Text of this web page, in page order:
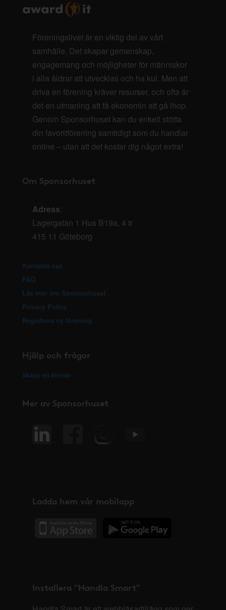
Föreningslivet är en viktig del av vårt
samhälle. Det skapar gemenskap,
engagemang och möjligheter för människor
i alla åldrar att utvecklas och ha kul. Men att
driva en förening kräver resurser, och ofta är
det en utmaning att få ekonomin att gå ihop.
Genom Sponsorhuset kan du enkelt stötta
din favoritförening samtidigt som du handlar
online – utan att det kostar dig något extra!
Om Sponsorhuset
Adress:
Lagergatan 1 Hus B19a, 4 tr
415 11 Göteborg
Kontakta oss
FAQ
Läs mer om Sponsorhuset
Privacy Policy
Registrera ny förening
Hjälp och frågor
Skapa ett ärende
Mer av Sponsorhuset
Ladda hem vår mobilapp
Installera "Handla Smart"